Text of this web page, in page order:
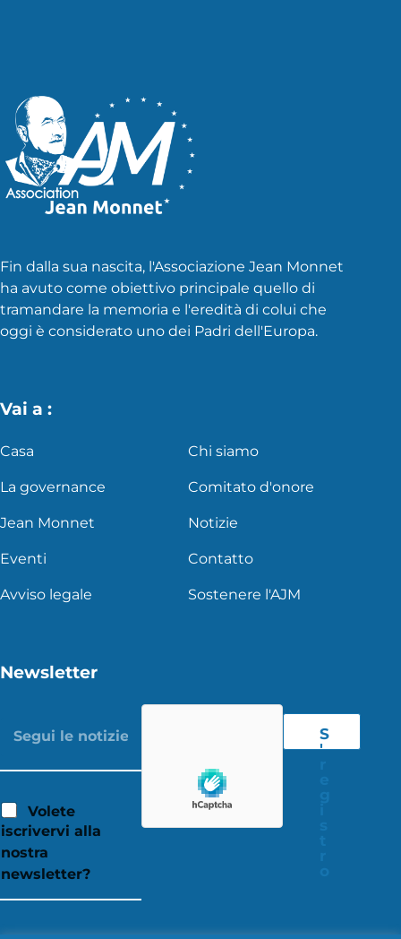
Fin dalla sua nascita, l'Associazione Jean Monnet
ha avuto come obiettivo principale quello di
tramandare la memoria e l'eredità di colui che
oggi è considerato uno dei Padri dell'Europa.
Vai a :
Casa Chi siamo
La governance Comitato d'onore
Jean Monnet Notizie
Eventi Contatto
Avviso legale Sostenere l'AJM
Newsletter
Volete
iscrivervi alla
nostra
newsletter?
S
'